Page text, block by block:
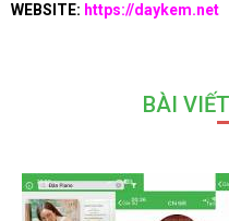
WEBSITE: https://daykem.net
BÀI